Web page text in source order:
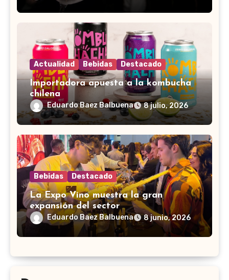
Actualidad Bebidas Destacado
Importadora apuesta a la kombucha
chilena
Eduardo Baez Balbuena 8 julio, 2026
Bebidas Destacado
La Expo Vino muestra la gran
expansión del sector
Eduardo Baez Balbuena 8 junio, 2026